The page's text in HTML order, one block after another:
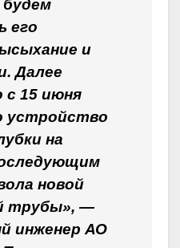
будем
его
и
Далее
с 15 июня
устройство
на
новой
трубы», —
инженер АО